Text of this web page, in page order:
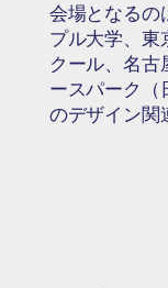
会場となるの
プル大学、東
クール、名古
ースパーク（
のデザイン関